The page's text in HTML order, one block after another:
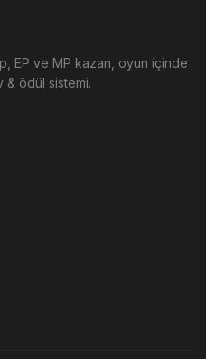
EP ve MP kazan, oyun içinde
& ödül sistemi.